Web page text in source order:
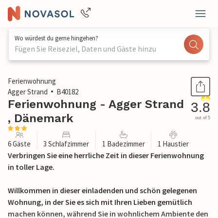
Wo würdest du gerne hingehen?
Fügen Sie Reiseziel, Daten und Gäste hinzu
1 / 24
Ferienwohnung
Agger Strand
B40182
Ferienwohnung - Agger Strand
, Dänemark
3.8
out of 5
6 Gäste 3 Schlafzimmer 1 Badezimmer 1 Haustier
Verbringen Sie eine herrliche Zeit in dieser Ferienwohnung
in toller Lage.
Willkommen in dieser einladenden und schön gelegenen
Wohnung, in der Sie es sich mit Ihren Lieben gemütlich
machen können, während Sie in wohnlichem Ambiente den